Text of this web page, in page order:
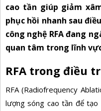
cao tần giúp giảm
phục hồi nhanh sau
công nghệ RFA đang
quan tâm trong lĩnh
RFA trong điều
RFA (Radiofrequency
lượng sóng cao tần để